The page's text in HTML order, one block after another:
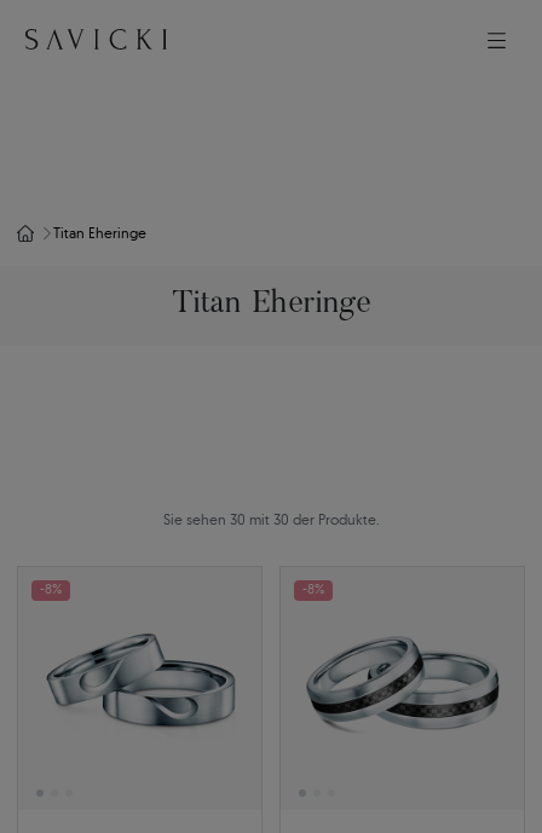
Titan Eheringe
Titan Eheringe
Sie sehen 30 mit 30 der Produkte.
-8% -8%